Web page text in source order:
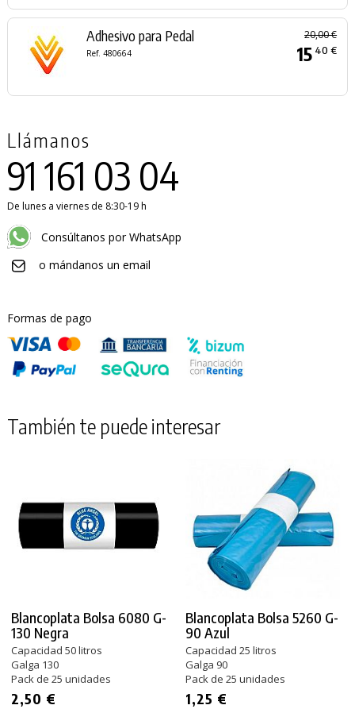
Adhesivo para Pedal
Ref. 480664
20,00 €
15 40 €
Llámanos
91 161 03 04
De lunes a viernes de 8:30-19 h
Consúltanos por WhatsApp
o mándanos un email
Formas de pago
También te puede interesar
Blancoplata Bolsa 6080 G-
130 Negra
Capacidad 50 litros
Galga 130
Pack de 25 unidades
2,50 €
Blancoplata Bolsa 5260 G-
90 Azul
Capacidad 25 litros
Galga 90
Pack de 25 unidades
1,25 €